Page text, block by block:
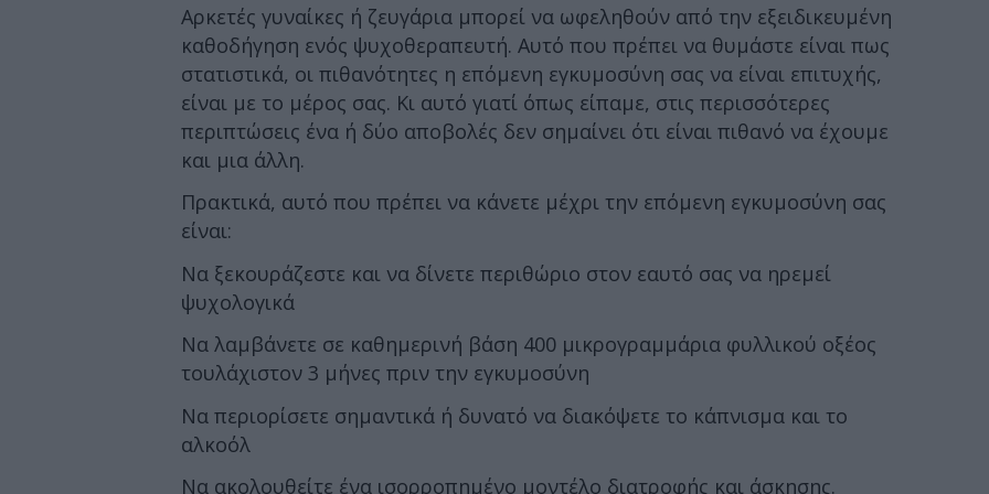
Αρκετές γυναίκες ή ζευγάρια μπορεί να ωφεληθούν από την εξειδικευμένη
καθοδήγηση ενός ψυχοθεραπευτή. Αυτό που πρέπει να θυμάστε είναι πως
στατιστικά, οι πιθανότητες η επόμενη εγκυμοσύνη σας να είναι επιτυχής,
είναι με το μέρος σας. Κι αυτό γιατί όπως είπαμε, στις περισσότερες
περιπτώσεις ένα ή δύο αποβολές δεν σημαίνει ότι είναι πιθανό να έχουμε
και μια άλλη.
Πρακτικά, αυτό που πρέπει να κάνετε μέχρι την επόμενη εγκυμοσύνη σας
είναι:
Να ξεκουράζεστε και να δίνετε περιθώριο στον εαυτό σας να ηρεμεί
ψυχολογικά
Να λαμβάνετε σε καθημερινή βάση 400 μικρογραμμάρια φυλλικού οξέος
τουλάχιστον 3 μήνες πριν την εγκυμοσύνη
Να περιορίσετε σημαντικά ή δυνατό να διακόψετε το κάπνισμα και το
αλκοόλ
Να ακολουθείτε ένα ισορροπημένο μοντέλο διατροφής και άσκησης.